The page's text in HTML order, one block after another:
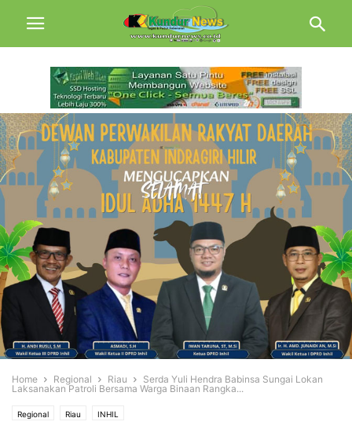
Home Regional Riau
Serda Yuli Hendra Babinsa Sungai Lokan
Laksanakan Patroli Bersama Warga Binaan Rangka...
Regional Riau INHIL